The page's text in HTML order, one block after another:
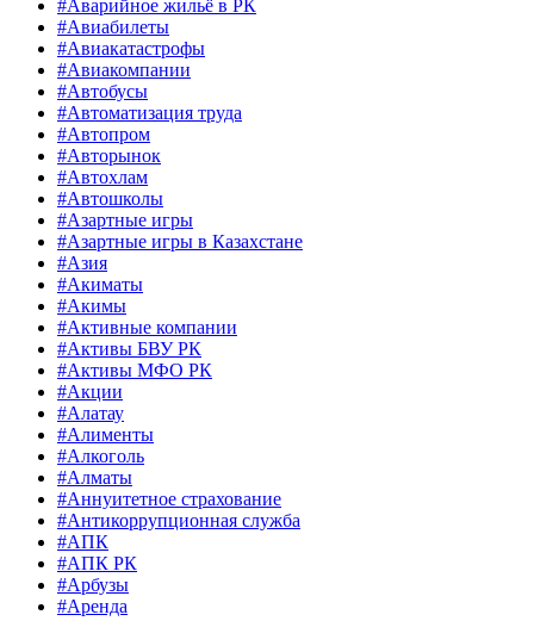
#Аварийное жильё в РК
#Авиабилеты
#Авиакатастрофы
#Авиакомпании
#Автобусы
#Автоматизация труда
#Автопром
#Авторынок
#Автохлам
#Автошколы
#Азартные игры
#Азартные игры в Казахстане
#Азия
#Акиматы
#Акимы
#Активные компании
#Активы БВУ РК
#Активы МФО РК
#Акции
#Алатау
#Алименты
#Алкоголь
#Алматы
#Аннуитетное страхование
#Антикоррупционная служба
#АПК
#АПК РК
#Арбузы
#Аренда